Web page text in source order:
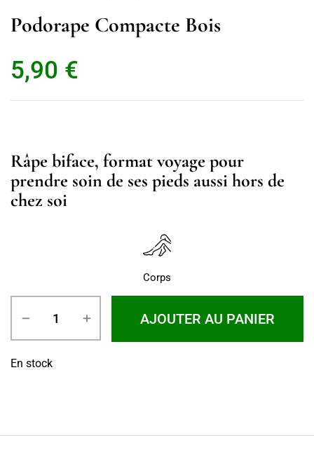
Podorape Compacte Bois
5,90 €
Râpe biface, format voyage pour
prendre soin de ses pieds aussi hors de
chez soi
Corps
AJOUTER AU PANIER
En stock